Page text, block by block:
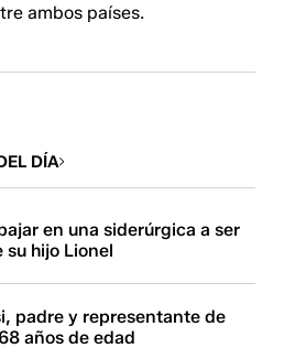
ambos países.
DÍA
en una siderúrgica a ser
hijo Lionel
padre y representante de
años de edad